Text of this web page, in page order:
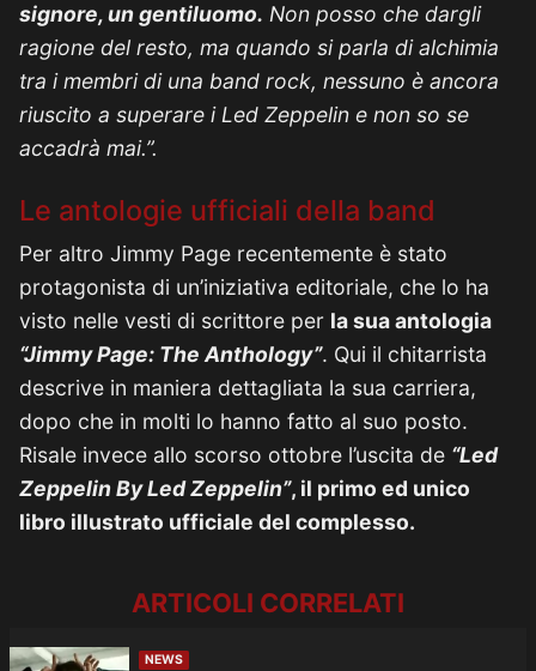
signore, un gentiluomo. Non posso che dargli
ragione del resto, ma quando si parla di alchimia
tra i membri di una band rock, nessuno è ancora
riuscito a superare i Led Zeppelin e non so se
accadrà mai.”.
Le antologie ufficiali della band
Per altro Jimmy Page recentemente è stato
protagonista di un’iniziativa editoriale, che lo ha
visto nelle vesti di scrittore per la sua antologia
“Jimmy Page: The Anthology”. Qui il chitarrista
descrive in maniera dettagliata la sua carriera,
dopo che in molti lo hanno fatto al suo posto.
Risale invece allo scorso ottobre l’uscita de “Led
Zeppelin By Led Zeppelin”, il primo ed unico
libro illustrato ufficiale del complesso.
ARTICOLI CORRELATI
NEWS